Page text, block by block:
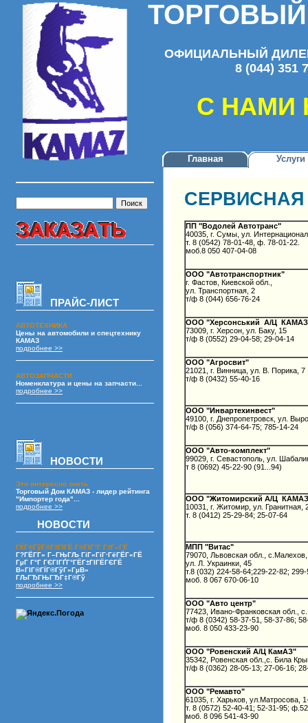
ОФИЦИАЛЬНЫЙ
8 (044) 351
С НАМИ
Главная Услуги
ПРАЙС-ЛИСТ
АВТОТЕХНИКА
Цены на автомобили и спецтехнику
КАМАЗ
подробнее >>
АВТОЗАПЧАСТИ
Номенклатура и цены на запчасти...
подробнее >>
НОВОСТИ
Это интересно знать
Торговый Дом КАМАЗ - лидер рейтинга
"Импортер года"...
подробнее >>
НОВОСТИ
ГЌГ®ГўГ®Г±ГІГЁ Г®ГІГ°Г Г±Г«ГЁ
Г?ГЁГ­Г» Г–ГЊГЉ ГіГ«ГіГ·ГёГЁГ«ГЁ
ГµГ Г°Г ГЄГІГҐГ°ГЁГ±ГІГЁГЄГЁ
В«ГІГ®ГЇГ®ГўГ»ГµВ»
ГЉГЂГЊГЂГ‡Г®Гў
подробнее >>
СЕРВИСНАЯ
ПП "Водолей Автотранс"
40035, г. Сумы, ул.
т. 8 (0542) 78-01-48, ф. 78-01-22.
моб.8 050 407-04-08
ООО "Автотранспортник"
г. Фастов, Киевской обл.,
ул. Транспортная, 2
т/ф 8 (044) 656-76-24
ООО "Херсонський А/Ц
73009, г. Херсон, ул. Баку, 15
т/ф 8 (0552) 29-04-58; 29-04-14
ООО "Агросвит"
21021, г. Винница, ул. В. Порика, 7
т/ф 8 (0432) 55-40-16
ООО "Инвартехинвест"
49100, г. Днепропетровск, ул.
т/ф 8 (056) 374-64-75; 785-14-24
ООО "Авто-комплект"
99029, г. Севастополь, ул.
т 8 (0692) 45-22-90 (91...94)
ООО "Житомирский А/Ц
10031, г. Житомир, ул. Гранитная,
т. 8 (0412) 25-29-84; 25-07-64
МПП "Витас"
79070, Львовская обл., с.Малехов,
ул. Л. Украинки, 45
т.8 (032) 224-58-64;229-22-82;
моб. 8 067 670-06-10
ООО "Авто центр"
77423, Ивано-Франковская обл.,
т/ф 8 (0342) 58-37-51, 58-37-86;
моб. 8 050 433-23-90
ООО "Ровенский А/Ц КамАЗ"
35342, Ровенская обл.,с. Била
т/ф 8 (0362) 28-05-13; 27-06-16;
ООО "Ремавто"
61035, г. Харьков, ул.Матросова,
т. 8 (0572) 52-40-41; 52-31-95;
моб. 8 096 541-43-90